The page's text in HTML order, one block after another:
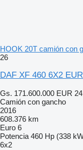
HOOK 20T camión con
26
DAF XF 460 6X2
Gs. 171.600.000 EUR
Camión con gancho
2016
608.376 km
Euro 6
Potencia 460 Hp (338
6x2